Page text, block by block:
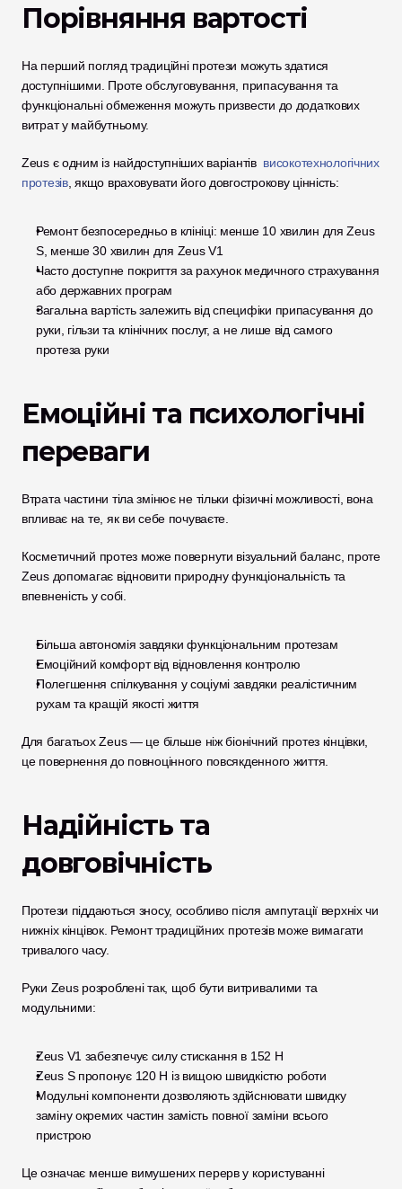
Порівняння вартості
На перший погляд традиційні протези можуть здатися
доступнішими. Проте обслуговування, припасування та
функціональні обмеження можуть призвести до додаткових
витрат у майбутньому.
Zeus є одним із найдоступніших варіантів високотехнологічних
протезів, якщо враховувати його довгострокову цінність:
Ремонт безпосередньо в клініці: менше 10 хвилин для Zeus
S, менше 30 хвилин для Zeus V1
Часто доступне покриття за рахунок медичного страхування
або державних програм
Загальна вартість залежить від специфіки припасування до
руки, гільзи та клінічних послуг, а не лише від самого
протеза руки
Емоційні та психологічні
переваги
Втрата частини тіла змінює не тільки фізичні можливості, вона
впливає на те, як ви себе почуваєте.
Косметичний протез може повернути візуальний баланс, проте
Zeus допомагає відновити природну функціональність та
впевненість у собі.
Більша автономія завдяки функціональним протезам
Емоційний комфорт від відновлення контролю
Полегшення спілкування у соціумі завдяки реалістичним
рухам та кращій якості життя
Для багатьох Zeus — це більше ніж біонічний протез кінцівки,
це повернення до повноцінного повсякденного життя.
Надійність та
довговічність
Протези піддаються зносу, особливо після ампутації верхніх чи
нижніх кінцівок. Ремонт традиційних протезів може вимагати
тривалого часу.
Руки Zeus розроблені так, щоб бути витривалими та
модульними:
Zeus V1 забезпечує силу стискання в 152 Н
Zeus S пропонує 120 Н із вищою швидкістю роботи
Модульні компоненти дозволяють здійснювати швидку
заміну окремих частин замість повної заміни всього
пристрою
Це означає менше вимушених перерв у користуванні